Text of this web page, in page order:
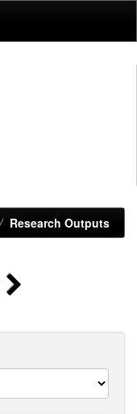
Research Outputs